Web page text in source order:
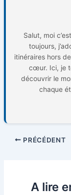
Salut, moi
toujours,
itinéraires hors
cœur. Ici, je
découvrir le
chaque
PRÉCÉDENT
A lire